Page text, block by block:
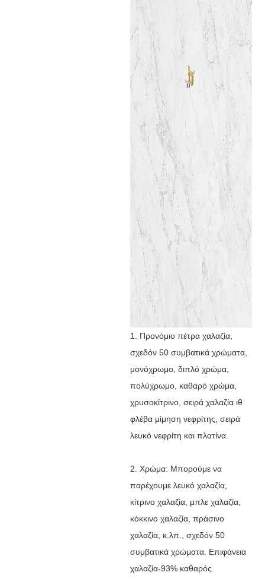
1. Προνόμιο πέτρα χαλαζία,
σχεδόν 50 συμβατικά χρώματα,
μονόχρωμο, διπλό χρώμα,
πολύχρωμο, καθαρό χρώμα,
χρυσοκίτρινο, σειρά χαλαζία ιθ
φλέβα μίμηση νεφρίτης, σειρά
λευκό νεφρίτη και πλατίνα.
2. Χρώμα: Μπορούμε να
παρέχουμε λευκό χαλαζία,
κίτρινο χαλαζία, μπλε χαλαζία,
κόκκινο χαλαζία, πράσινο
χαλαζία, κ.λπ., σχεδόν 50
συμβατικά χρώματα. Επιφάνεια
χαλαζία-93% καθαρός